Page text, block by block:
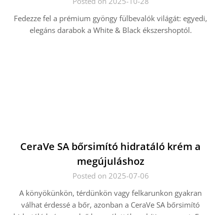
Fedezze fel a prémium gyöngy fülbevalók világát: egyedi,
elegáns darabok a White & Black ékszershoptól.
CeraVe SA bőrsimító hidratáló krém a
megújuláshoz
Posted on 2025-07-06
A könyökünkön, térdünkön vagy felkarunkon gyakran
válhat érdessé a bőr, azonban a CeraVe SA bőrsimító